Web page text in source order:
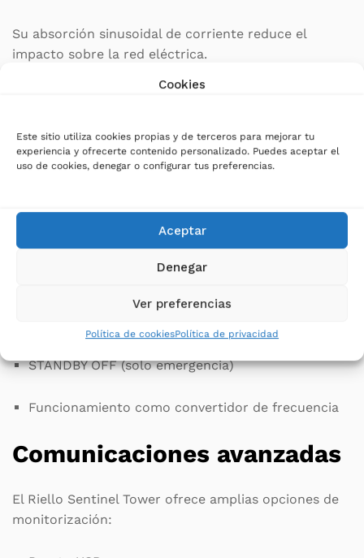
Cookies
Este sitio utiliza cookies propias y de terceros para mejorar tu
experiencia y ofrecerte contenido personalizado. Puedes aceptar el
uso de cookies, denegar o configurar tus preferencias.
Aceptar
Denegar
Ver preferencias
Política de cookiesPolítica de privacidad
Su absorción sinusoidal de corriente reduce el
impacto sobre la red eléctrica.
avanzados
El STW 8000 permite seleccionar distintos modos de
ON LINE (máxima protección)
STANDBY OFF (solo emergencia)
Funcionamiento como convertidor de frecuencia
Comunicaciones avanzadas
El Riello Sentinel Tower ofrece amplias opciones de
monitorización: